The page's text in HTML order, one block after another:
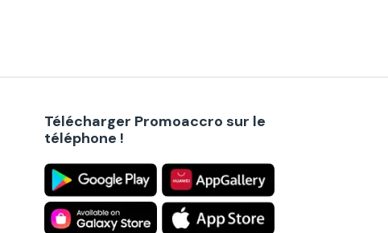
Télécharger Promoaccro sur le
téléphone !